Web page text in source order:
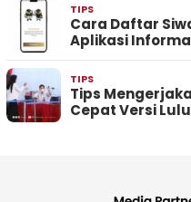
TIPS
Cara Daftar
Aplikasi
TIPS
Tips
Cepat Versi